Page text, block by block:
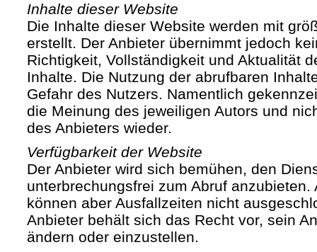
Inhalte dieser Website
Die Inhalte dieser Website werden mit
erstellt. Der Anbieter übernimmt jedoch
Richtigkeit, Vollständigkeit und Aktualität
Inhalte. Die Nutzung der abrufbaren
Gefahr des Nutzers. Namentlich
die Meinung des jeweiligen Autors und
des Anbieters wieder.
Verfügbarkeit der Website
Der Anbieter wird sich bemühen, den
unterbrechungsfrei zum Abruf anzubieten.
können aber Ausfallzeiten nicht
Anbieter behält sich das Recht vor, sein
ändern oder einzustellen.